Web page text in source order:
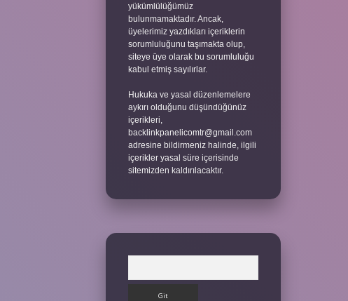
yükümlülüğümüz
bulunmamaktadır. Ancak,
üyelerimiz yazdıkları içeriklerin
sorumluluğunu taşımakta olup,
siteye üye olarak bu sorumluluğu
kabul etmiş sayılırlar.
Hukuka ve yasal düzenlemelere
aykırı olduğunu düşündüğünüz
içerikleri,
backlinkpanelicomtr@gmail.com
adresine bildirmeniz halinde, ilgili
içerikler yasal süre içerisinde
sitemizden kaldırılacaktır.